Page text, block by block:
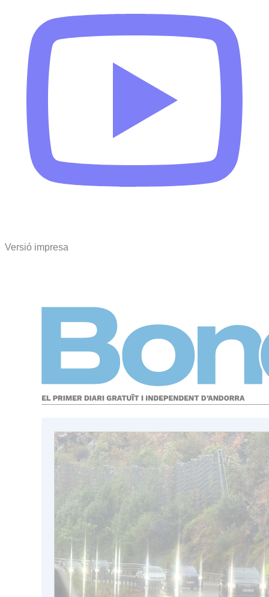
Versió impresa